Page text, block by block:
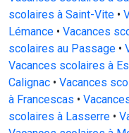
scolaires à Saint-Vite •
Lémance • Vacances
scolaires au Passage •
Vacances scolaires à
Calignac • Vacances
à Francescas •
scolaires à Lasserre •